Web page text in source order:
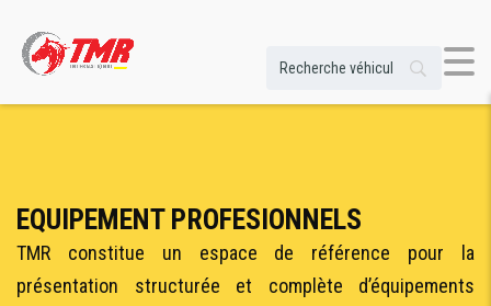
EQUIPEMENT PROFESIONNELS
TMR constitue un espace de référence pour la
présentation structurée et complète d’équipements